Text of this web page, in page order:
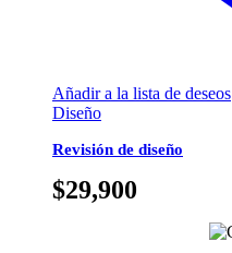
Añadir a la lista de deseos
Diseño
Revisión de diseño
$29,900